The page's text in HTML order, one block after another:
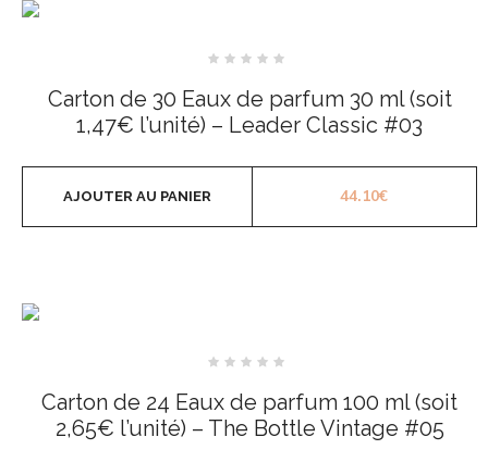
sur
5
Carton de 30 Eaux de parfum 30 ml (soit
1,47€ l’unité) – Leader Classic #03
44.10€
AJOUTER AU PANIER
sur
5
Carton de 24 Eaux de parfum 100 ml (soit
2,65€ l’unité) – The Bottle Vintage #05